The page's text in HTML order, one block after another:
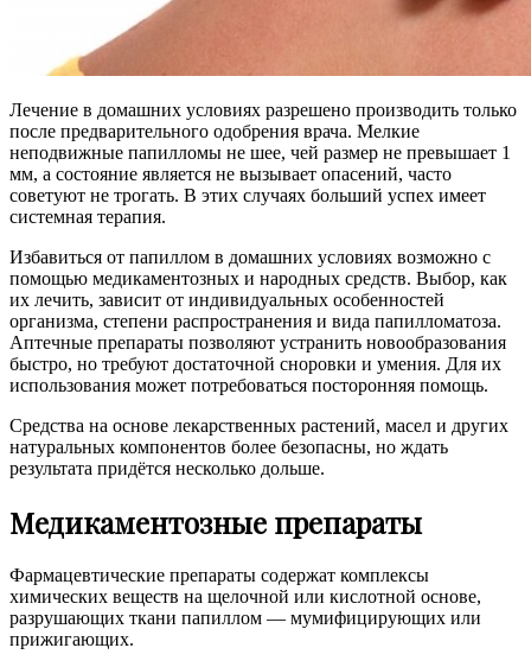
Лечение в домашних условиях разрешено производить только
после предварительного одобрения врача. Мелкие
неподвижные папилломы не шее, чей размер не превышает 1
мм, а состояние является не вызывает опасений, часто
советуют не трогать. В этих случаях больший успех имеет
системная терапия.
Избавиться от папиллом в домашних условиях возможно с
помощью медикаментозных и народных средств. Выбор, как
их лечить, зависит от индивидуальных особенностей
организма, степени распространения и вида папилломатоза.
Аптечные препараты позволяют устранить новообразования
быстро, но требуют достаточной сноровки и умения. Для их
использования может потребоваться посторонняя помощь.
Средства на основе лекарственных растений, масел и других
натуральных компонентов более безопасны, но ждать
результата придётся несколько дольше.
Медикаментозные препараты
Фармацевтические препараты содержат комплексы
химических веществ на щелочной или кислотной основе,
разрушающих ткани папиллом — мумифицирующих или
прижигающих.